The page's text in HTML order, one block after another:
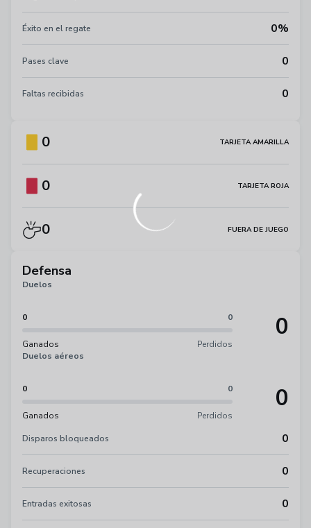
Éxito en el regate 0%
Pases clave 0
Faltas recibidas 0
0 TARJETA AMARILLA
0 TARJETA ROJA
0 FUERA DE JUEGO
Defensa
Duelos
0 0
Ganados Perdidos
0
Duelos aéreos
0 0
Ganados Perdidos
0
Disparos bloqueados 0
Recuperaciones 0
Entradas exitosas 0